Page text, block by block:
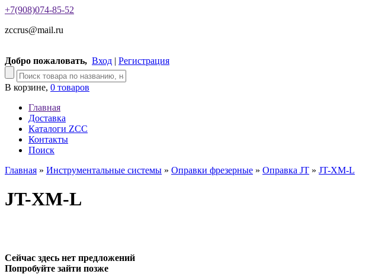
+7(908)074-85-52
zccrus@mail.ru
Добро пожаловать, Вход | Регистрация
В корзине, 0 товаров
Главная
Доставка
Каталоги ZCC
Контакты
Поиск
Главная » Инструментальные системы » Оправки фрезерные » Оправка JT » JT-XM-L
JT-XM-L
Сейчас здесь нет предложений
Попробуйте зайти позже